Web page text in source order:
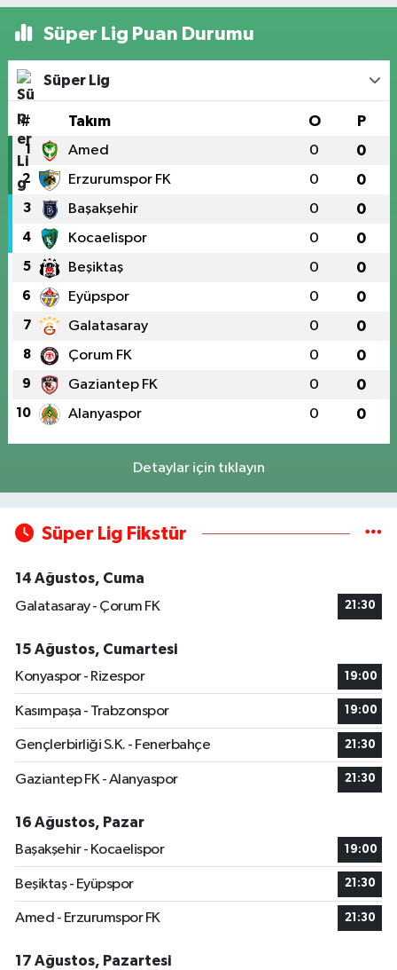
Süper Lig Puan Durumu
Süper Lig
# Takım O P
1 Amed 0 0
2 Erzurumspor FK 0 0
3 Başakşehir 0 0
4 Kocaelispor 0 0
5 Beşiktaş 0 0
6 Eyüpspor 0 0
7 Galatasaray 0 0
8 Çorum FK 0 0
9 Gaziantep FK 0 0
10 Alanyaspor 0 0
Detaylar için tıklayın
Süper Lig Fikstür
14 Ağustos, Cuma
Galatasaray - Çorum FK
21:30
15 Ağustos, Cumartesi
Konyaspor - Rizespor
19:00
Kasımpaşa - Trabzonspor 19:00
Gençlerbirliği S.K. - Fenerbahçe 21:30
Gaziantep FK - Alanyaspor 21:30
16 Ağustos, Pazar
Başakşehir - Kocaelispor
19:00
Beşiktaş - Eyüpspor 21:30
Amed - Erzurumspor FK 21:30
17 Ağustos, Pazartesi